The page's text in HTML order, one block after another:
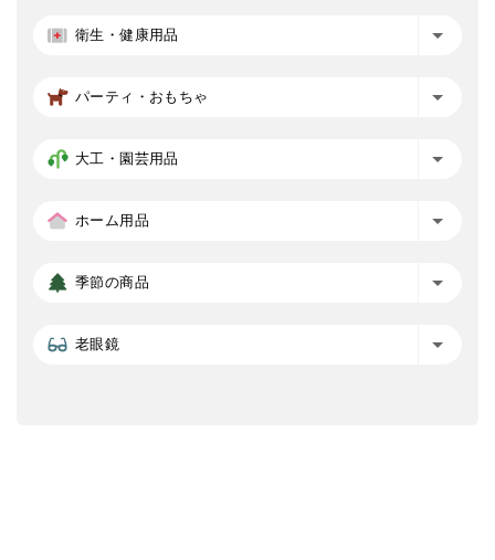
衛生・健康用品
パーティ・おもちゃ
大工・園芸用品
ホーム用品
季節の商品
老眼鏡